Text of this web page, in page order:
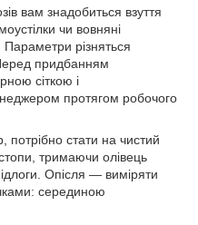
вам знадобиться взуття
чи вовняні
різняться
придбанням
сіткою і
протягом робочого
потрібно стати на чистий
тримаючи олівець
Опісля — виміряти
серединою